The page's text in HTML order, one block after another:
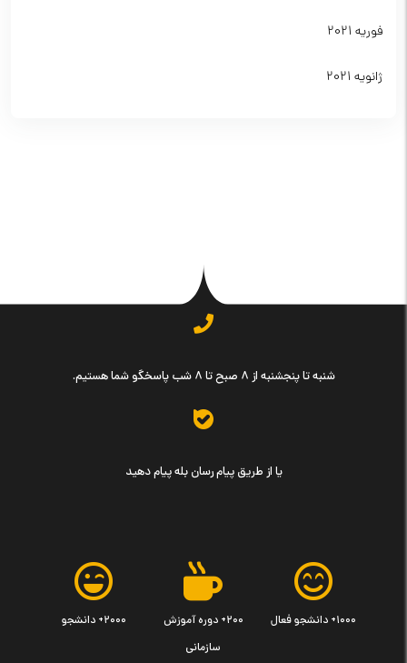
فوریه 2021
ژانویه 2021
شنبه تا پنجشنبه از ۸ صبح تا ۸ شب پاسخگو شما هستیم.
یا از طریق پیام رسان بله پیام دهید
۱۰۰۰+ دانشجو فعال
۲۰۰+ دوره آموزش
سازمانی
۲۰۰۰+ دانشجو